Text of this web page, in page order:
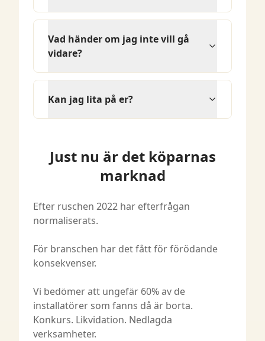
Vad händer om jag inte vill gå
vidare?
Kan jag lita på er?
Just nu är det köparnas
marknad
Efter ruschen 2022 har efterfrågan
normaliserats.
För branschen har det fått för förödande
konsekvenser.
Vi bedömer att ungefär 60% av de
installatörer som fanns då är borta.
Konkurs. Likvidation. Nedlagda
verksamheter.